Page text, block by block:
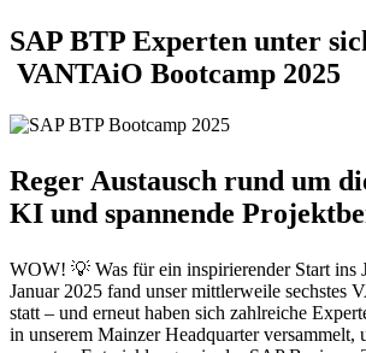
SAP BTP Experten unter
VANTAiO Bootcamp 2025
Reger Austausch rund um
KI und spannende
WOW! 💡 Was für ein inspirierender Start ins
Januar 2025 fand unser mittlerweile sechstes
statt – und erneut haben sich zahlreiche
in unserem Mainzer Headquarter versammelt,